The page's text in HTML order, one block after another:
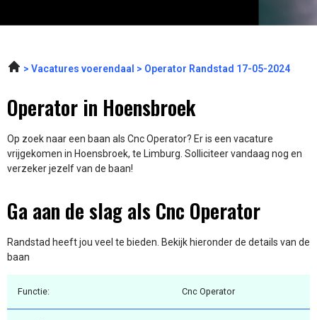
Vacatures voerendaal Operator Randstad 17-05-2024
Operator in Hoensbroek
Op zoek naar een baan als Cnc Operator? Er is een vacature
vrijgekomen in Hoensbroek, te Limburg. Solliciteer vandaag nog en
verzeker jezelf van de baan!
Ga aan de slag als Cnc Operator
Randstad heeft jou veel te bieden. Bekijk hieronder de details van de
baan
Functie: Cnc Operator